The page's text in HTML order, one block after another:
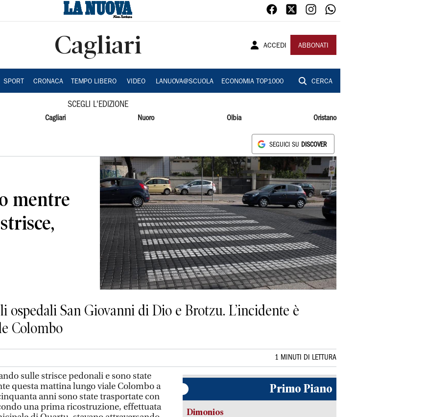
Cagliari ACCEDI ABBONATI
SPORT CRONACA TEMPO LIBERO VIDEO LANUOVA@SCUOLA ECONOMIA TOP1000 CERCA
SCEGLI L'EDIZIONE
Cagliari Nuoro Olbia Oristano
SEGUICI SU DISCOVER
mentre
ospedali San Giovanni di Dio e Brotzu. L’incidente è
Colombo
1 MINUTI DI LETTURA
sulle strisce pedonali e sono state
questa mattina lungo viale Colombo a
anni sono state trasportate con
una prima ricostruzione, effettuata
Primo Piano
Dimonios